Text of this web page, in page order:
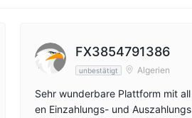
www.facebook.com/binolla.trade
FX3854791386
unbestätigt Algerien
Sehr wunderbare Plattform mit all
en Einzahlungs- und Auszahlungs